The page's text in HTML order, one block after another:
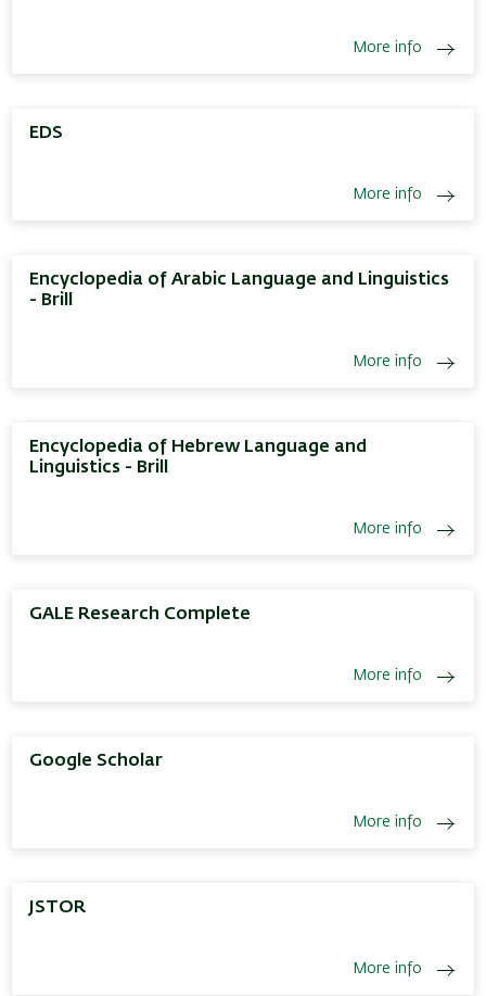
More info
EDS
More info
Encyclopedia of Arabic Language and Linguistics
- Brill
More info
Encyclopedia of Hebrew Language and
Linguistics - Brill
More info
GALE Research Complete
More info
Google Scholar
More info
JSTOR
More info